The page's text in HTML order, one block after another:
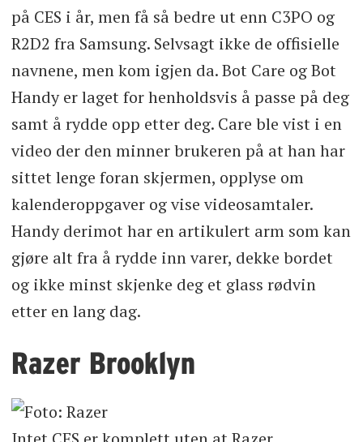
på CES i år, men få så bedre ut enn C3PO og
R2D2 fra Samsung. Selvsagt ikke de offisielle
navnene, men kom igjen da. Bot Care og Bot
Handy er laget for henholdsvis å passe på deg
samt å rydde opp etter deg. Care ble vist i en
video der den minner brukeren på at han har
sittet lenge foran skjermen, opplyse om
kalenderoppgaver og vise videosamtaler.
Handy derimot har en artikulert arm som kan
gjøre alt fra å rydde inn varer, dekke bordet
og ikke minst skjenke deg et glass rødvin
etter en lang dag.
Razer Brooklyn